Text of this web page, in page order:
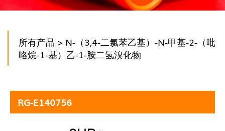
所有产品 > N-（3,4-二氯苯乙基）-N-甲基-2-（吡
咯烷-1-基）乙-1-胺二氢溴化物
RG-E140756